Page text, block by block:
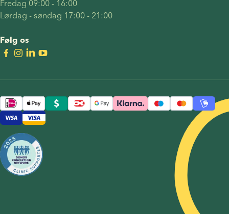
Fredag 09:00 - 16:00
Lørdag - søndag 17:00 - 21:00
Følg os